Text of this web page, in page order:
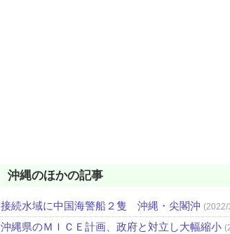
沖縄のほかの記事
接続水域に中国海警船２隻 沖縄・尖閣沖 (2022/
沖縄県のＭＩＣＥ計画、政府と対立し大幅縮小